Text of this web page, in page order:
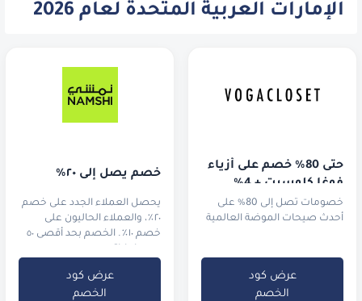
الإمارات العربية المتحدة لعام 2026
حتى 80% خصم على أزياء
فوغا كلوسيت + 4%
خصم إضافي!
خصومات تصل إلى 80% على
أحدث صيحات الموضة العالمية
عرض كود
الخصم
خصم يصل إلى ٢٠٪
يحصل العملاء الجدد على خصم
٢٠٪، والعملاء الحاليون على
خصم ١٠٪. الخصم بحد أقصى ٥٠
عرض كود
الخصم